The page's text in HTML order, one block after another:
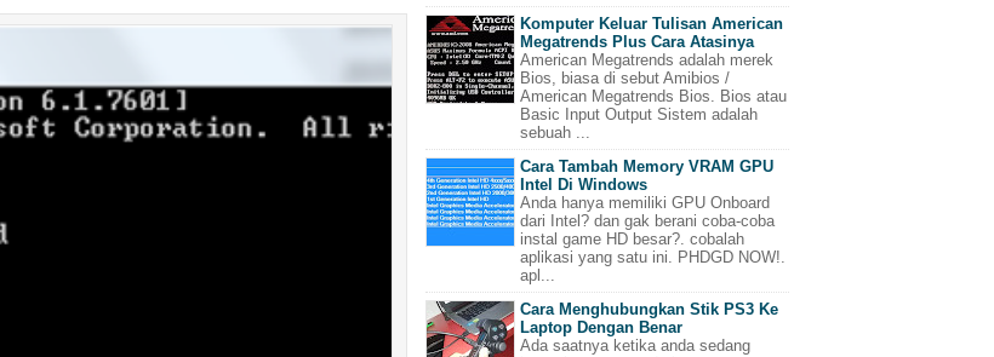
Komputer Keluar Tulisan American
Megatrends Plus Cara Atasinya
American Megatrends adalah merek
Bios, biasa di sebut Amibios /
American Megatrends Bios. Bios atau
Basic Input Output Sistem adalah
sebuah ...
Cara Tambah Memory VRAM GPU
Intel Di Windows
Anda hanya memiliki GPU Onboard
dari Intel? dan gak berani coba-coba
instal game HD besar?. cobalah
aplikasi yang satu ini. PHDGD NOW!.
apl...
Cara Menghubungkan Stik PS3 Ke
Laptop Dengan Benar
Ada saatnya ketika anda sedang